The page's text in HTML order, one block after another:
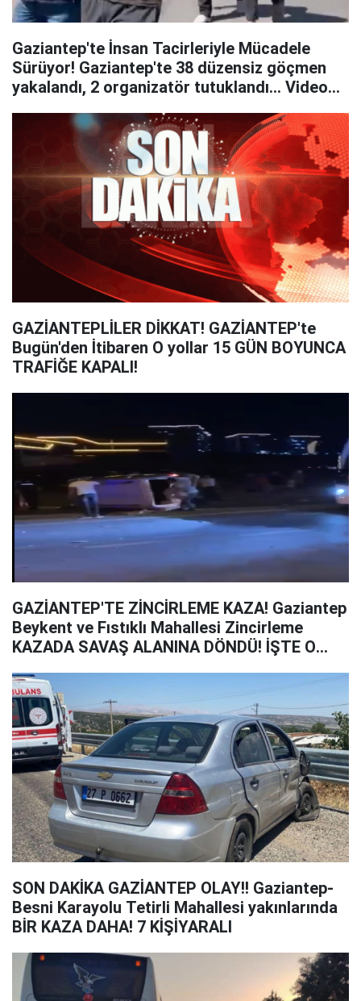
Gaziantep'te İnsan Tacirleriyle Mücadele
Sürüyor! Gaziantep'te 38 düzensiz göçmen
yakalandı, 2 organizatör tutuklandı... Video
GAZİANTEPLİLER DİKKAT! GAZİANTEP'te
Bugün'den İtibaren O yollar 15 GÜN BOYUNCA
TRAFİĞE KAPALI!
GAZİANTEP'TE ZİNCİRLEME KAZA! Gaziantep
Beykent ve Fıstıklı Mahallesi Zincirleme
KAZADA SAVAŞ ALANINA DÖNDÜ! İŞTE O
SON DAKİKA GAZİANTEP OLAY!! Gaziantep-
Besni Karayolu Tetirli Mahallesi yakınlarında
BİR KAZA DAHA! 7 KİŞİYARALI